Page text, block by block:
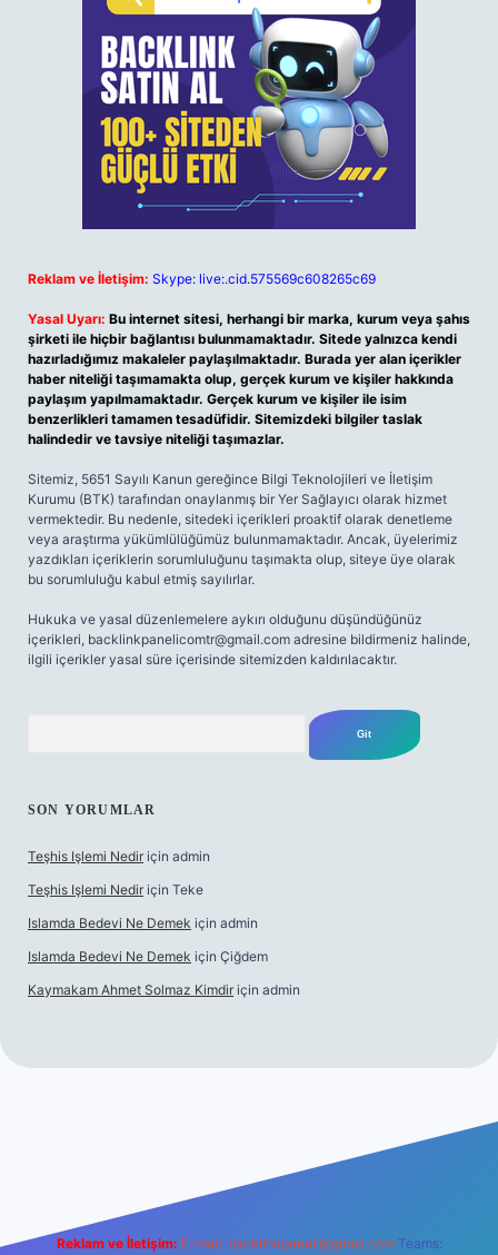
Reklam ve İletişim: Skype: live:.cid.575569c608265c69
Yasal Uyarı: Bu internet sitesi, herhangi bir marka, kurum veya şahıs
şirketi ile hiçbir bağlantısı bulunmamaktadır. Sitede yalnızca kendi
hazırladığımız makaleler paylaşılmaktadır. Burada yer alan içerikler
haber niteliği taşımamakta olup, gerçek kurum ve kişiler hakkında
paylaşım yapılmamaktadır. Gerçek kurum ve kişiler ile isim
benzerlikleri tamamen tesadüfidir. Sitemizdeki bilgiler taslak
halindedir ve tavsiye niteliği taşımazlar.
Sitemiz, 5651 Sayılı Kanun gereğince Bilgi Teknolojileri ve İletişim
Kurumu (BTK) tarafından onaylanmış bir Yer Sağlayıcı olarak hizmet
vermektedir. Bu nedenle, sitedeki içerikleri proaktif olarak denetleme
veya araştırma yükümlülüğümüz bulunmamaktadır. Ancak, üyelerimiz
yazdıkları içeriklerin sorumluluğunu taşımakta olup, siteye üye olarak
bu sorumluluğu kabul etmiş sayılırlar.
Hukuka ve yasal düzenlemelere aykırı olduğunu düşündüğünüz
içerikleri, backlinkpanelicomtr@gmail.com adresine bildirmeniz halinde,
ilgili içerikler yasal süre içerisinde sitemizden kaldırılacaktır.
SON YORUMLAR
Teşhis Işlemi Nedir için admin
Teşhis Işlemi Nedir için Teke
Islamda Bedevi Ne Demek için admin
Islamda Bedevi Ne Demek için Çiğdem
Kaymakam Ahmet Solmaz Kimdir için admin
Reklam ve İletişim: E-mail: backlinkpaneli@gmail.com Teams: